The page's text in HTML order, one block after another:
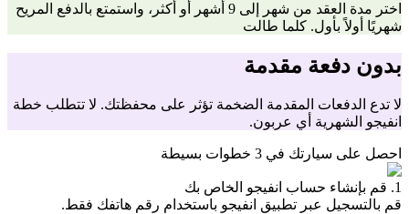
اختر مدة العقد من شهر إلى 9 أشهر أو أكثر، واستمتع بالدفع المريح
شهريًا أولاً بأول. كلما طالت
بدون دفعة مقدمة
لا تدع الدفعات المقدمة الضخمة تؤثر على محفظتك. لا تتطلب خطة
انفيجو الشهرية أي عربون.
احصل على سيارتك في 3 خطوات بسيطة
1. قم بإنشاء حساب انفيجو الخاص بك
قم بالتسجيل عبر تطبيق انفيجو باستخدام رقم هاتفك فقط.